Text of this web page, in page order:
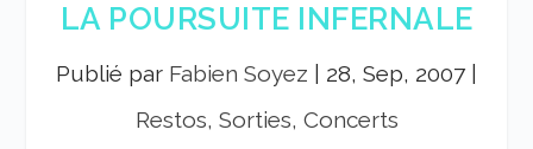
LA POURSUITE INFERNALE
Publié par Fabien Soyez 28, Sep, 2007
Restos, Sorties, Concerts